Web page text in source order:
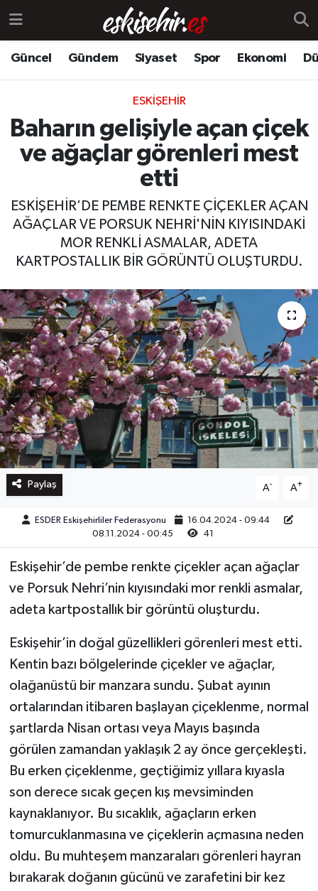
Güncel Gündem Siyaset Spor Ekonomi
ESKIŞEHIR
Baharın gelişiyle açan çiçek
ve ağaçlar görenleri mest
etti
ESKİŞEHİR’DE PEMBE RENKTE ÇİÇEKLER AÇAN
AĞAÇLAR VE PORSUK NEHRİ'NİN KIYISINDAKİ
MOR RENKLİ ASMALAR, ADETA
KARTPOSTALLIK BİR GÖRÜNTÜ OLUŞTURDU.
Paylaş A- A+
ESDER Eskişehirliler Federasyonu
16.04.2024 - 09:44
08.11.2024 - 00:45
41
Eskişehir’de pembe renkte çiçekler açan ağaçlar
ve Porsuk Nehri’nin kıyısındaki mor renkli asmalar,
adeta kartpostallık bir görüntü oluşturdu.
Eskişehir’in doğal güzellikleri görenleri mest etti.
Kentin bazı bölgelerinde çiçekler ve ağaçlar,
olağanüstü bir manzara sundu. Şubat ayının
ortalarından itibaren başlayan çiçeklenme, normal
şartlarda Nisan ortası veya Mayıs başında
görülen zamandan yaklaşık 2 ay önce gerçekleşti.
Bu erken çiçeklenme, geçtiğimiz yıllara kıyasla
son derece sıcak geçen kış mevsiminden
kaynaklanıyor. Bu sıcaklık, ağaçların erken
tomurcuklanmasına ve çiçeklerin açmasına neden
oldu. Bu muhteşem manzaraları görenleri hayran
bırakarak doğanın gücünü ve zarafetini bir kez